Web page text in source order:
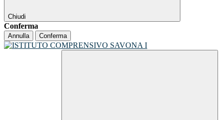
Chiudi
Conferma
Annulla Conferma